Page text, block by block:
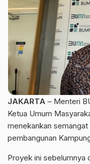
JAKARTA – Menteri
Ketua Umum
menekankan
pembangunan
Proyek ini sebelumnya